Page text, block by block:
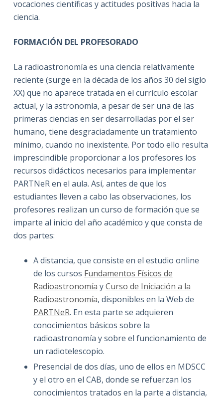
vocaciones científicas y actitudes positivas hacia la
ciencia.
FORMACIÓN DEL PROFESORADO
La radioastronomía es una ciencia relativamente
reciente (surge en la década de los años 30 del siglo
XX) que no aparece tratada en el currículo escolar
actual, y la astronomía, a pesar de ser una de las
primeras ciencias en ser desarrolladas por el ser
humano, tiene desgraciadamente un tratamiento
mínimo, cuando no inexistente. Por todo ello resulta
imprescindible proporcionar a los profesores los
recursos didácticos necesarios para implementar
PARTNeR en el aula. Así, antes de que los
estudiantes lleven a cabo las observaciones, los
profesores realizan un curso de formación que se
imparte al inicio del año académico y que consta de
dos partes:
A distancia, que consiste en el estudio online
de los cursos Fundamentos Físicos de
Radioastronomía yCurso de Iniciación a la
Radioastronomía, disponibles en la Web de
PARTNeR. En esta parte se adquieren
conocimientos básicos sobre la
radioastronomía y sobre el funcionamiento de
un radiotelescopio.
Presencial de dos días, uno de ellos en MDSCC
y el otro en el CAB, donde se refuerzan los
conocimientos tratados en la parte a distancia,